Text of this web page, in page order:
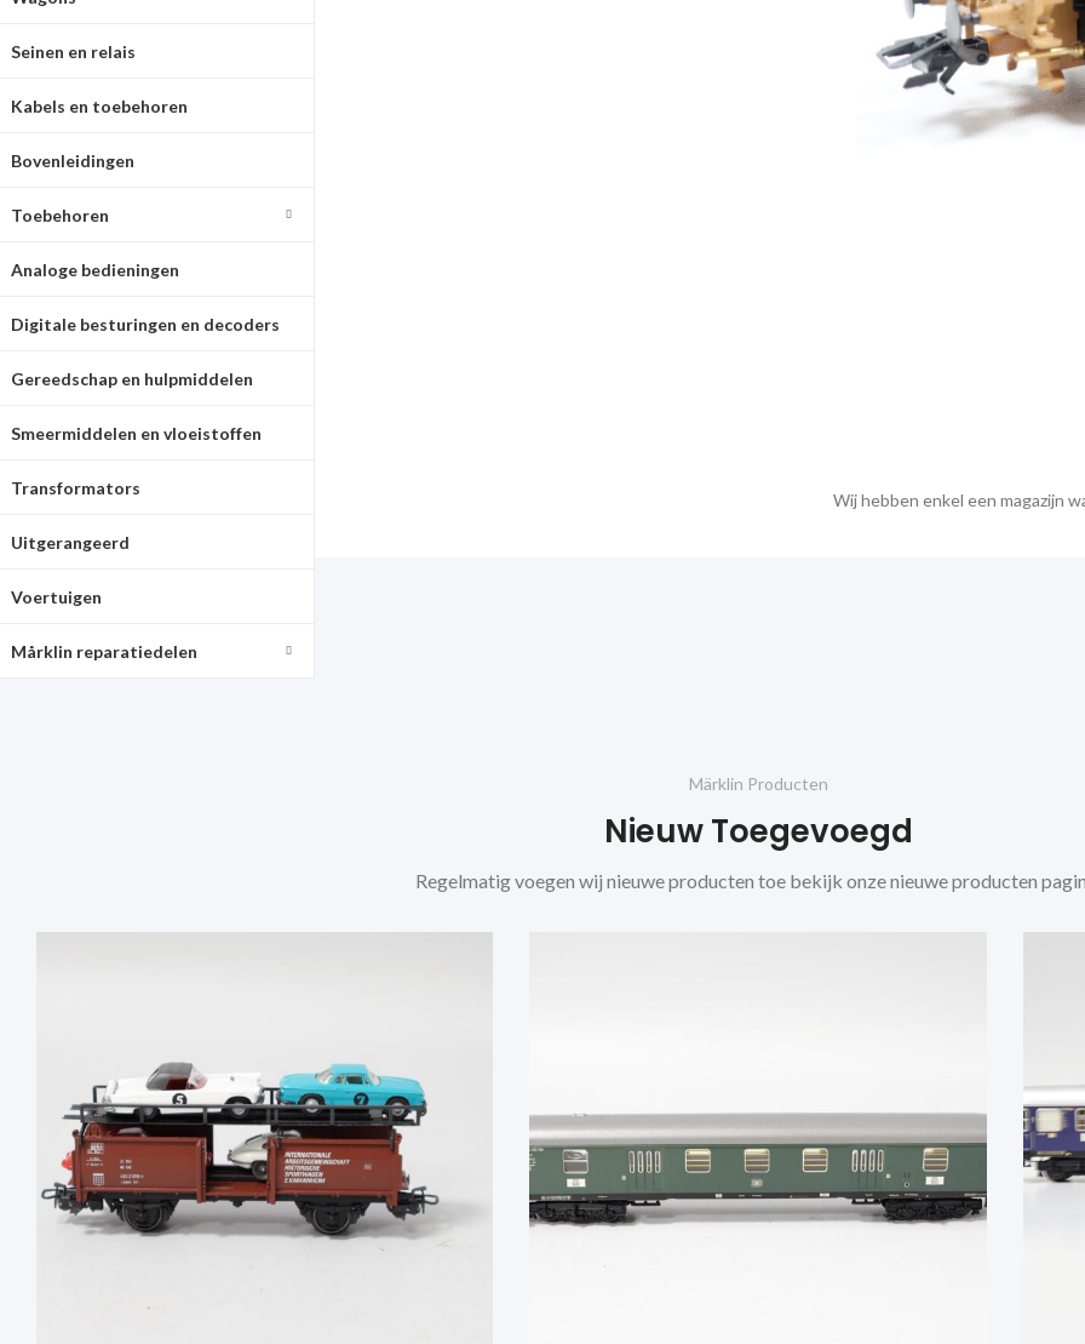
Seinen en relais
Kabels en toebehoren
Bovenleidingen
Toebehoren
Analoge bedieningen
Digitale besturingen en decoders
Gereedschap en hulpmiddelen
Smeermiddelen en vloeistoffen
Transformators
Uitgerangeerd
Voertuigen
Mårklin reparatiedelen
Wij hebben enkel een magazijn
Märklin Producten
Nieuw Toegevoegd
Regelmatig voegen wij nieuwe producten toe bekijk onze nieuwe producten